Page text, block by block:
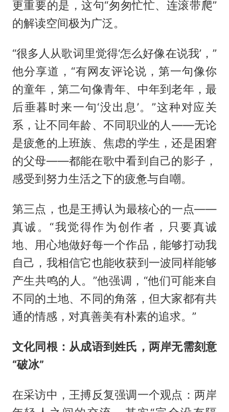
更重要的是，这句“匆匆忙忙、连滚带爬”
的解读空间极为广泛。
“很多人从歌词里觉得‘怎么好像在说我’，”
他分享道，“有网友评论说，第一句像你
的童年，第二句像青年、中年到老年，最
后垂暮时来一句‘没出息’。”这种对应关
系，让不同年龄、不同职业的人——无论
是疲惫的上班族、焦虑的学生，还是困窘
的父母——都能在歌中看到自己的影子，
感受到努力生活之下的疲惫与自嘲。
第三点，也是王搏认为最核心的一点——
真诚。“我觉得作为创作者，只要真诚
地、用心地做好每一个作品，能够打动我
自己，我相信它也能收获到一波同样能够
产生共鸣的人。”他强调，“他们可能来自
不同的土地、不同的角落，但大家都有共
通的情感，对真善美有朴素的追求。”
文化同根：从成语到姓氏，两岸无需刻意
“破冰”
在采访中，王搏反复强调一个观点：两岸